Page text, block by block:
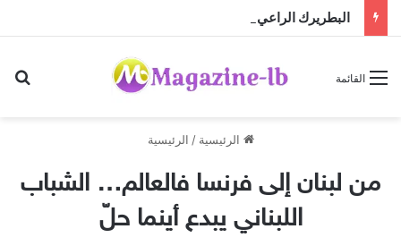
القائمة
الرئيسية / الرئيسية
من لبنان إلى فرنسا فالعالم… الشباب
اللبناني يبدع أينما حلّ